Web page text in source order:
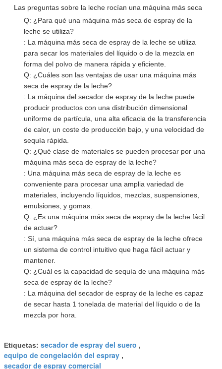
Las preguntas sobre la leche rocían una máquina más seca
Q: ¿Para qué una máquina más seca de espray de la
leche se utiliza?
: La máquina más seca de espray de la leche se utiliza
para secar los materiales del líquido o de la mezcla en
forma del polvo de manera rápida y eficiente.
Q: ¿Cuáles son las ventajas de usar una máquina más
seca de espray de la leche?
: La máquina del secador de espray de la leche puede
producir productos con una distribución dimensional
uniforme de partícula, una alta eficacia de la transferencia
de calor, un coste de producción bajo, y una velocidad de
sequía rápida.
Q: ¿Qué clase de materiales se pueden procesar por una
máquina más seca de espray de la leche?
: Una máquina más seca de espray de la leche es
conveniente para procesar una amplia variedad de
materiales, incluyendo líquidos, mezclas, suspensiones,
emulsiones, y gomas.
Q: ¿Es una máquina más seca de espray de la leche fácil
de actuar?
: Sí, una máquina más seca de espray de la leche ofrece
un sistema de control intuitivo que haga fácil actuar y
mantener.
Q: ¿Cuál es la capacidad de sequía de una máquina más
seca de espray de la leche?
: La máquina del secador de espray de la leche es capaz
de secar hasta 1 tonelada de material del líquido o de la
mezcla por hora.
Etiquetas: secador de espray del suero ,
equipo de congelación del espray ,
secador de espray comercial